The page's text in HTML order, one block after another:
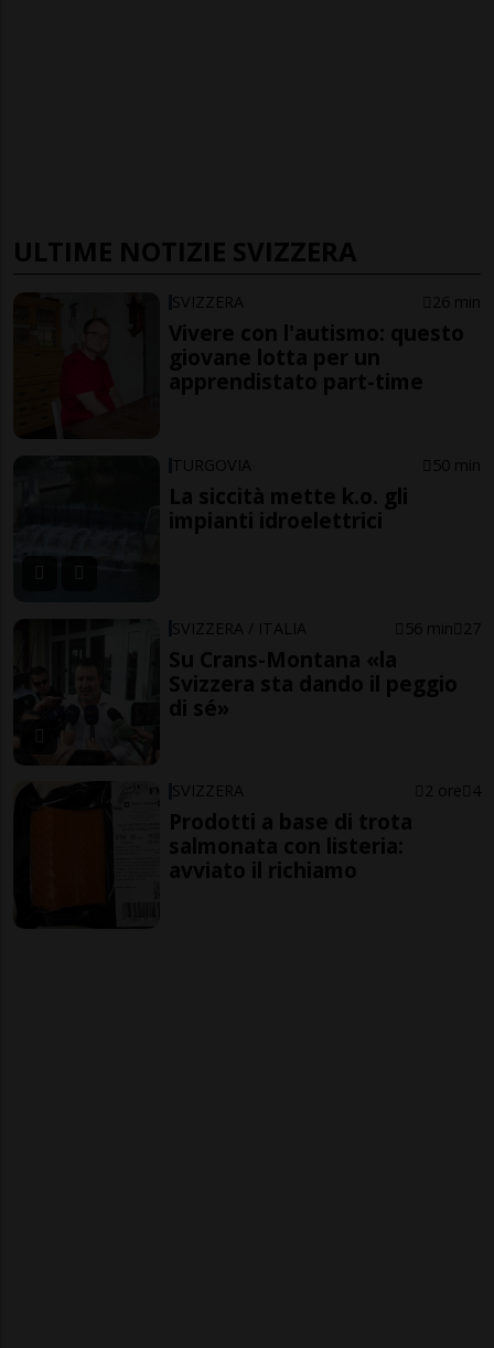
ULTIME NOTIZIE SVIZZERA
SVIZZERA 26 min
Vivere con l'autismo: questo
giovane lotta per un
apprendistato part-time
TURGOVIA 50 min
La siccità mette k.o. gli
impianti idroelettrici
SVIZZERA / ITALIA 56 min 27
Su Crans-Montana «la
Svizzera sta dando il peggio
di sé»
SVIZZERA 2 ore 4
Prodotti a base di trota
salmonata con listeria:
avviato il richiamo